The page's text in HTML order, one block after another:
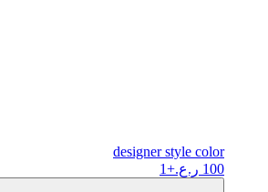
designerstyle color
100 ر.ع.
+1